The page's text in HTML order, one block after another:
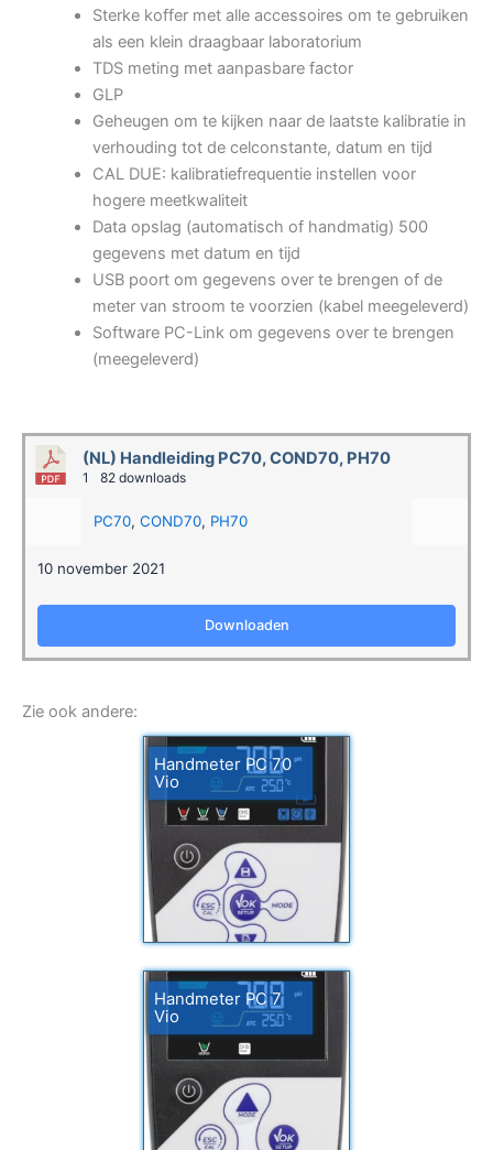
Sterke koffer met alle accessoires om te gebruiken
als een klein draagbaar laboratorium
TDS meting met aanpasbare factor
GLP
Geheugen om te kijken naar de laatste kalibratie in
verhouding tot de celconstante, datum en tijd
CAL DUE: kalibratiefrequentie instellen voor
hogere meetkwaliteit
Data opslag (automatisch of handmatig) 500
gegevens met datum en tijd
USB poort om gegevens over te brengen of de
meter van stroom te voorzien (kabel meegeleverd)
Software PC-Link om gegevens over te brengen
(meegeleverd)
(NL) Handleiding PC70, COND70, PH70
1 82 downloads
PC70, COND70, PH70
10 november 2021
Downloaden
Zie ook andere:
Handmeter PC 70
Vio
Handmeter PC 7
Vio